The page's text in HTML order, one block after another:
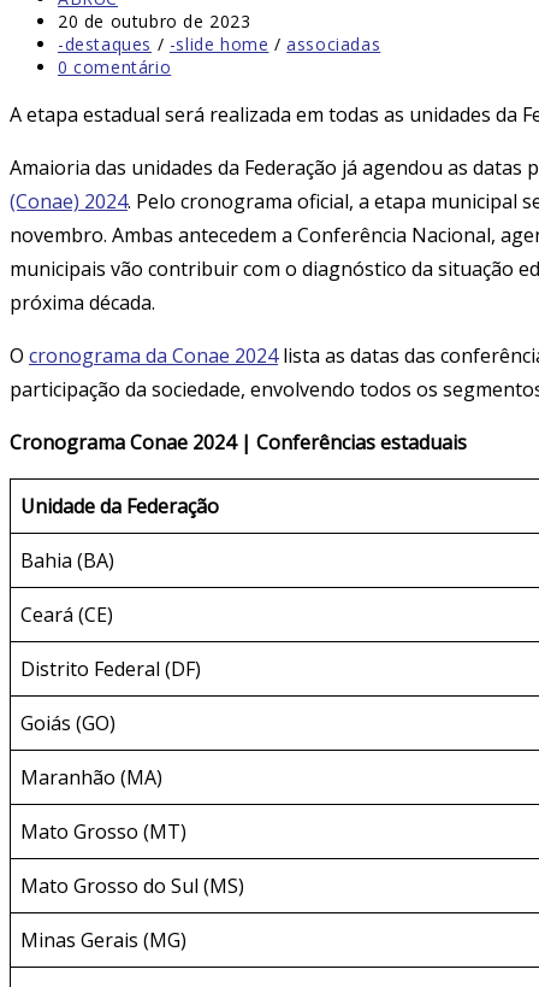
do
post:
Post
publicado:
20 de outubro de 2023
Categoria
do
-destaques / -slide home / associadas
Comentários
post:
0 comentário
A etapa estadual será realizada em todas as unidades da
Amaioria das unidades da Federação já agendou as
(Conae) 2024. Pelo cronograma oficial, a etapa municipal
novembro. Ambas antecedem a Conferência Nacional,
municipais vão contribuir com o diagnóstico da situação
próxima década.
O cronograma da Conae 2024lista as datas das
participação da sociedade, envolvendo todos os
Cronograma Conae 2024 | Conferências estaduais
Unidade da Federação
Bahia (BA)
Ceará (CE)
Distrito Federal (DF)
Goiás (GO)
Maranhão (MA)
Mato Grosso (MT)
Mato Grosso do Sul (MS)
Minas Gerais (MG)